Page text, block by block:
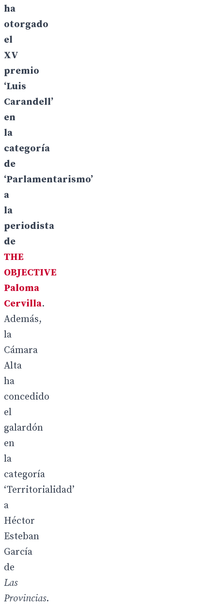
ha
otorgado
el
XV
premio
‘Luis
Carandell’
en
la
categoría
de
‘Parlamentarismo’
a
la
periodista
de
THE
OBJECTIVE
Paloma
Cervilla.
Además,
la
Cámara
Alta
ha
concedido
el
galardón
en
la
categoría
‘Territorialidad’
a
Héctor
Esteban
García
de
Las
Provincias.